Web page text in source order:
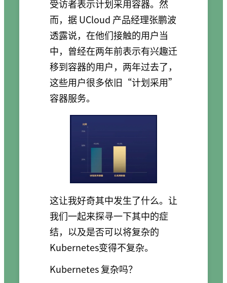
受访者表示计划采用容器。然
而，据 UCloud 产品经理张鹏波
透露说，在他们接触的用户当
中，曾经在两年前表示有兴趣迁
移到容器的用户，两年过去了，
这些用户很多依旧“计划采用”
容器服务。
这让我好奇其中发生了什么。让
我们一起来探寻一下其中的症
结，以及是否可以将复杂的
Kubernetes变得不复杂。
Kubernetes 复杂吗？